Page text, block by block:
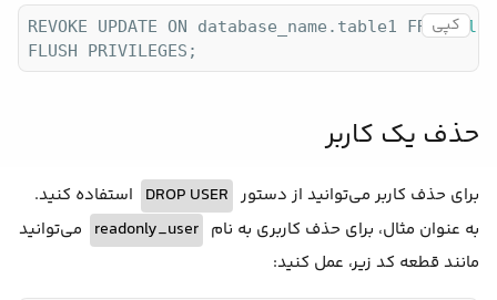
کپی
REVOKE UPDATE ON database_name.table1 FROM
حذف یک کاربر
برای حذف کاربر می‌توانید از دستور DROP USER استفاده کنید.
به عنوان مثال، برای حذف کاربری به نام readonly_user می‌توانید
مانند قطعه کد زیر، عمل کنید: